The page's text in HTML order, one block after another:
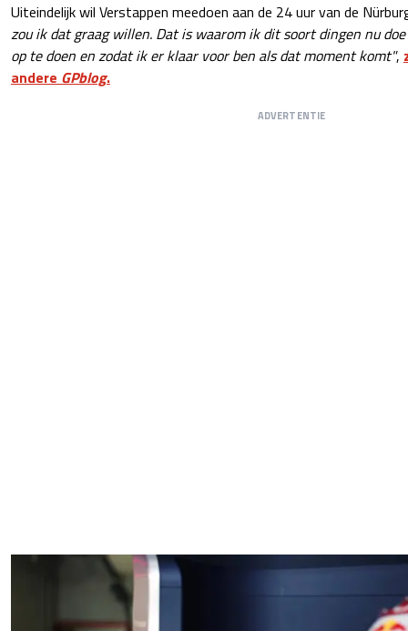
Uiteindelijk wil Verstappen meedoen aan de 24 uur van de
zou ik dat graag willen. Dat is waarom ik dit soort dingen nu
op te doen en zodat ik er klaar voor ben als dat moment komt",
andere GPblog.
ADVERTENTIE